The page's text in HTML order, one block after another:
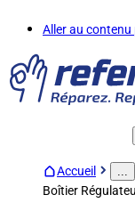
Aller au
Accueil
Boîtier